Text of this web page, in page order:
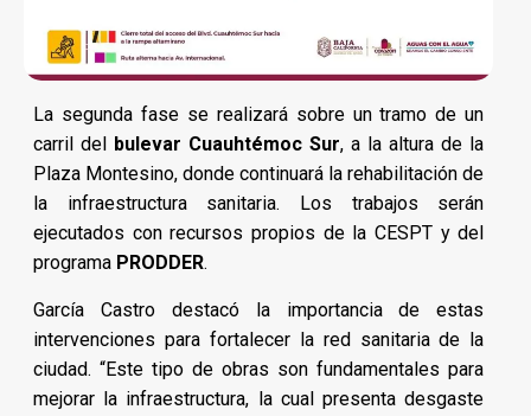
La segunda fase se realizará sobre un tramo de un
carril del
bulevar Cuauhtémoc Sur, a la altura de la
Plaza Montesino, donde continuará la rehabilitación de
la infraestructura sanitaria. Los trabajos serán
ejecutados con recursos propios de la CESPT y del
programa PRODDER.
García Castro destacó la importancia de estas
intervenciones para fortalecer la red sanitaria de la
ciudad. “Este tipo de obras son fundamentales para
mejorar la infraestructura, la cual presenta desgaste